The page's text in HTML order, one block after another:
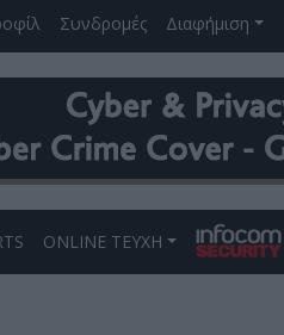
Συνδρομές Διαφήμιση
ONLINE ΤΕΥΧΗ